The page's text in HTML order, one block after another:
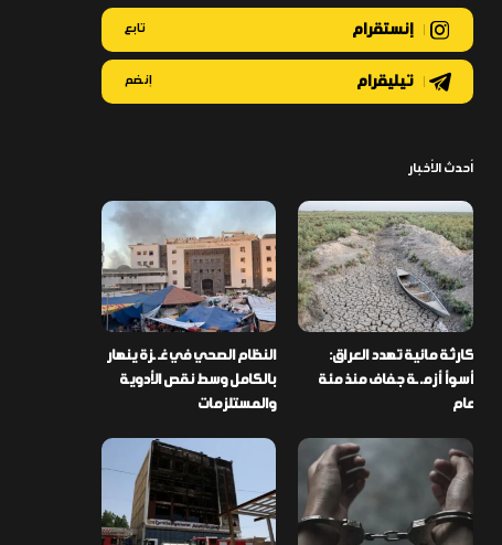
إنستقرام تابع
تيليقرام إنضم
أحدث الأخبار
كارثة مائية تهدد العراق:
أسوأ أزمـ ـة جفاف منذ مئة
عام
النظام الصحي في غـ ـزة ينهار
بالكامل وسط نقص الأدوية
والمستلزمات